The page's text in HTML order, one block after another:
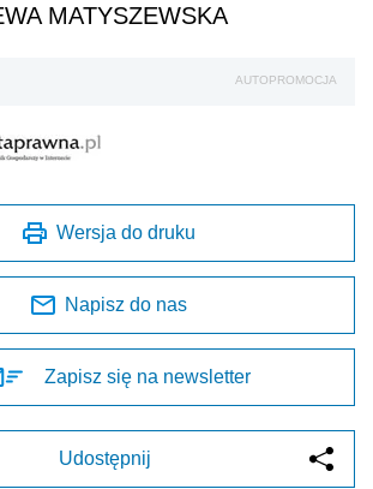
MATYSZEWSKA
AUTOPROMOCJA
Wersja do druku
Napisz do nas
Zapisz się na newsletter
Udostępnij